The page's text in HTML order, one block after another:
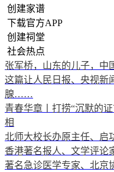
创建家谱
下载官方APP
创建祠堂
社会热点
张军桥，山东的儿子，中
这篇让人民日报、央视新
腺……
青春华章丨打捞“沉默的
相
北师大校长办原主任、启
香港著名报人、文学评论
著名急诊医学专家、北京